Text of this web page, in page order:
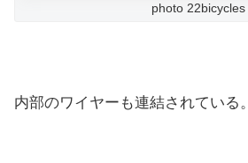
photo 22bicycles
内部のワイヤーも連結されている。